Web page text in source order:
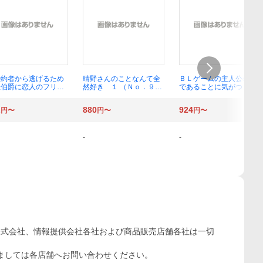
者から逃げるため
爵に恋人のフリを
ＫＣｘ） 当麻リコ／
晴野さんのことなんて全
然好き １ （Ｎｏ．９
ＢＬゲームの主人公の弟
であることに気がつきま
果唯／原作 しヴぇ／キ
円〜 880円〜 924円〜
- -
会社、情報提供会社各社および商品販売店舗各社は一切
ては各店舗へお問い合わせください。